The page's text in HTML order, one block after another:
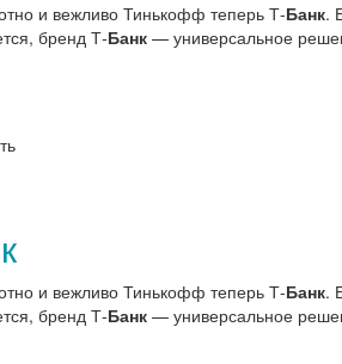
и вежливо Тинькофф теперь Т-Банк.
бренд Т‑Банк — универсальное
и вежливо Тинькофф теперь Т-Банк.
бренд Т‑Банк — универсальное